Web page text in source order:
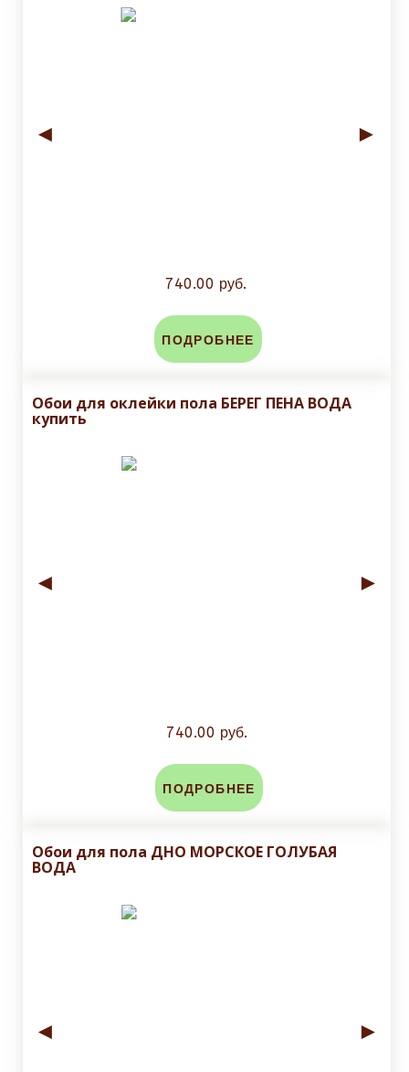
◄ ►
740.00 руб.
ПОДРОБНЕЕ
Обои для оклейки пола БЕРЕГ ПЕНА ВОДА
купить
◄ ►
740.00 руб.
ПОДРОБНЕЕ
Обои для пола ДНО МОРСКОЕ ГОЛУБАЯ
ВОДА
◄ ►